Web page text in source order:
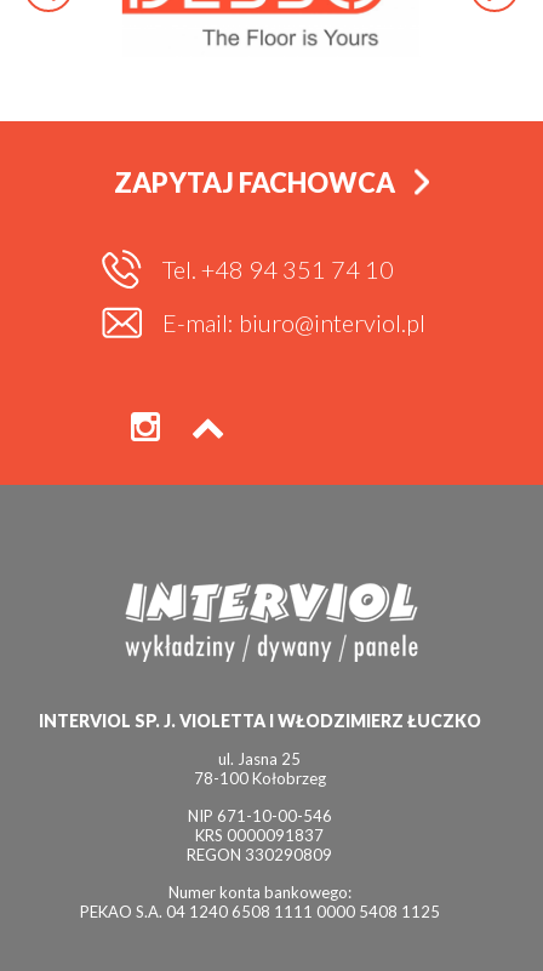
ZAPYTAJ FACHOWCA
Tel. +48 94 351 74 10
E-mail: biuro@interviol.pl
INTERVIOL SP. J. VIOLETTA I WŁODZIMIERZ ŁUCZKO
ul. Jasna 25
78-100 Kołobrzeg
NIP 671-10-00-546
KRS 0000091837
REGON 330290809
Numer konta bankowego:
PEKAO S.A. 04 1240 6508 1111 0000 5408 1125